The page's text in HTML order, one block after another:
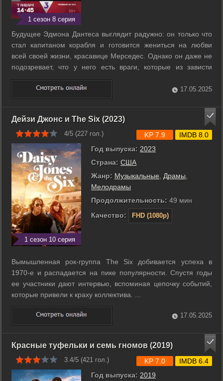
1 сезон 8 серия
Будущее Эдмона Дантеса выглядит радужно: он только что
стал капитаном корабля и готовится жениться на любви
всей своей жизни, красавице Мерседес. Однако он даже не
подозревает, что у него есть враги, которые из зависти
собираются устроить против него заговор. Эдмона
несправедливо обвиняют в бонапартизме и отправляют в
тюрьму замка Иф без суда и ...
17.05.2025
Дейзи Джонс и The Six (2023)
4/5 (227 гол.)
1 сезон 10 серия
Год выпуска: 2023
Страна: США
Жанр: Музыкальные Драмы
Мелодрамы
Продолжительность: 49 мин
Качество:
FHD (1080p)
KP 7.9 IMDB 8.0
Вымышленная рок-группа The Six добивается успеха в
1970-е и распадается на пике популярности. Спустя годы
ее участники дают интервью, вспоминая цепочку событий,
которые привели к краху коллектива. ...
17.05.2025
Красные туфельки и семь гномов (2019)
3.4/5 (421 гол.)
Год выпуска: 2019
KP 7.0 IMDB 6.4